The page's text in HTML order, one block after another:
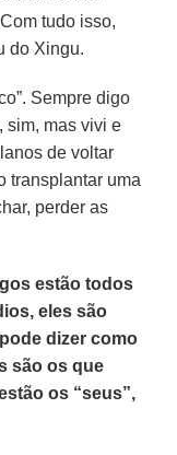
tudo isso,
do Xingu.
Sempre digo
sim, mas vivi e
de voltar
transplantar uma
perder as
estão todos
eles são
dizer como
são os que
os “seus”,